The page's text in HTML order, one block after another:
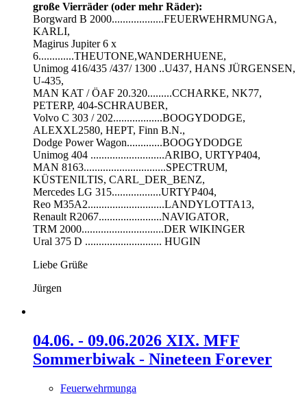
große Vierräder (oder mehr Räder):
Borgward B 2000...................FEUERWEHRMUNGA,
KARLI,
Magirus Jupiter 6 x
6.............THEUTONE,WANDERHUENE,
Unimog 416/435 /437/ 1300 ..U437, HANS JÜRGENSEN,
U-435,
MAN KAT / ÖAF 20.320.........CCHARKE, NK77,
PETERP, 404-SCHRAUBER,
Volvo C 303 / 202..................BOOGYDODGE,
ALEXXL2580, HEPT, Finn B.N.,
Dodge Power Wagon.............BOOGYDODGE
Unimog 404 ...........................ARIBO, URTYP404,
MAN 8163..............................SPECTRUM,
KÜSTENILTIS, CARL_DER_BENZ,
Mercedes LG 315..................URTYP404,
Reo M35A2............................LANDYLOTTA13,
Renault R2067.......................NAVIGATOR,
TRM 2000..............................DER WIKINGER
Ural 375 D ............................ HUGIN
Liebe Grüße
Jürgen
04.06. - 09.06.2026 XIX. MFF
Sommerbiwak - Nineteen Forever
Feuerwehrmunga